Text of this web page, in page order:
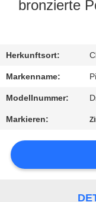
MIT
UNS
IN
bronzierte
Herkunftsort:
Markenname:
Modellnummer:
Markieren: